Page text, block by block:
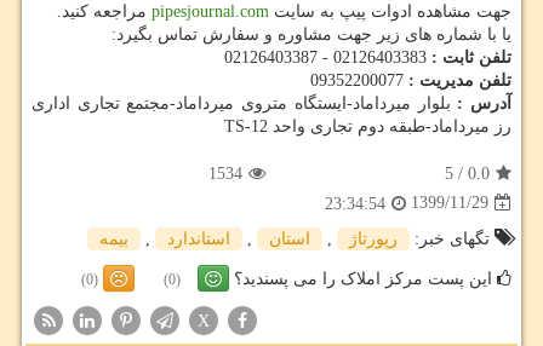
جهت مشاهده ادوات پیپ به سایت pipesjournal.com مراجعه کنید.
یا با شماره های زیر جهت مشاوره و سفارش تماس بگیرد:
تلفن ثابت : 02126403383 - 02126403387
تلفن مدیریت :
آدرس : بلوار میرداماد-ایستگاه متروی میرداماد-مجتمع تجاری اداری
رز میرداماد-طبقه دوم تجاری واحد TS-12
0.0
/
5
1534
1399/11/29
23:34:54
تگهای خبر:
رپورتاژ , استان , استاندارد , بیمه
این پست مرکز املاک را می پسندید؟ (0)
(0)
X